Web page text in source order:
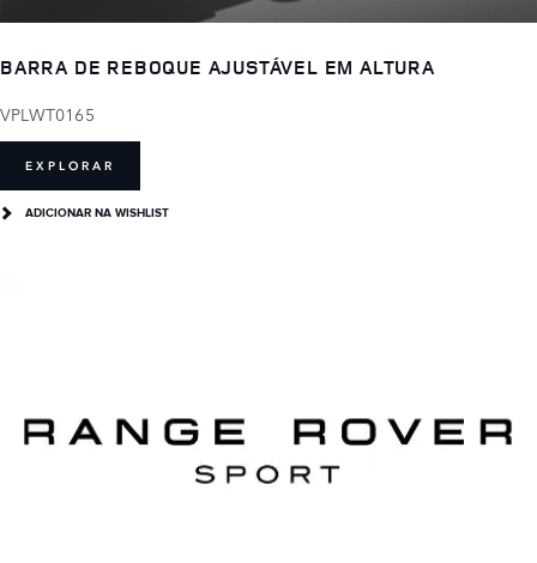
BARRA DE REBOQUE AJUSTÁVEL EM ALTURA
VPLWT0165
EXPLORAR
ADICIONAR NA WISHLIST